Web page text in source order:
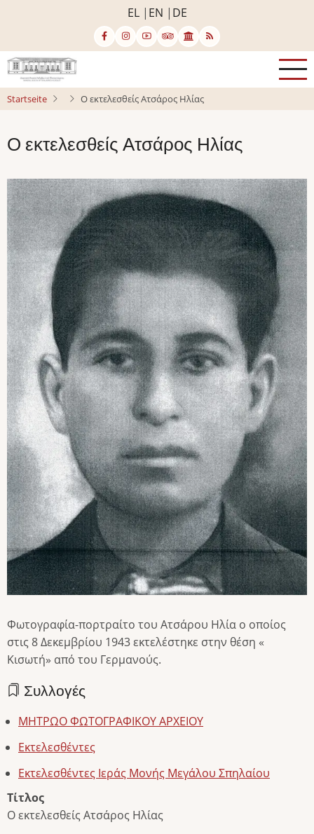
EL EN DE
Startseite Ο εκτελεσθείς Ατσάρος Ηλίας
Ο εκτελεσθείς Ατσάρος Ηλίας
Bild
Φωτογραφία-πορτραίτο του Ατσάρου Ηλία ο οποίος
στις 8 Δεκεμβρίου 1943 εκτελέστηκε στην θέση «
Κισωτή» από του Γερμανούς.
Συλλογές
ΜΗΤΡΩΟ ΦΩΤΟΓΡΑΦΙΚΟΥ ΑΡΧΕΙΟΥ
Εκτελεσθέντες
Εκτελεσθέντες Ιεράς Μονής Μεγάλου Σπηλαίου
Τίτλος
Ο εκτελεσθείς Ατσάρος Ηλίας